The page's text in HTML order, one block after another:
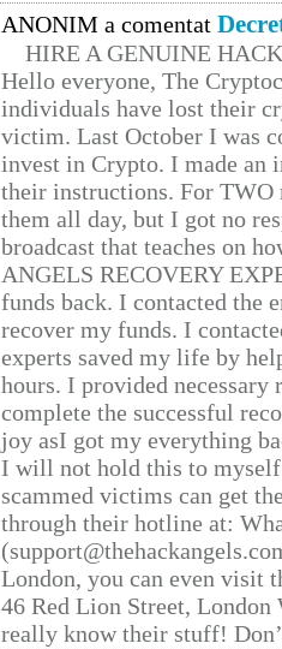
ANONIM a comentat
HIRE A GENUINE
Hello everyone, The
individuals have lost their
victim. Last October I was
invest in Crypto. I made
their instructions. For TWO
them all day, but I got no
broadcast that teaches on
ANGELS RECOVERY
funds back. I contacted the
recover my funds. I
experts saved my life by
hours. I provided
complete the successful
joy asI got my everything
I will not hold this to
scammed victims can get
through their hotline at:
London, you can even visit
46 Red Lion Street, London
really know their stuff!